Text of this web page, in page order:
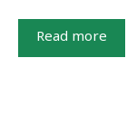
Read more